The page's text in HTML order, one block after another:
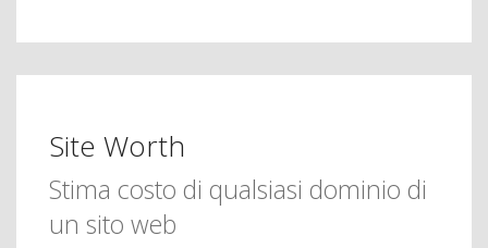
Site Worth
Stima costo di qualsiasi dominio di
un sito web